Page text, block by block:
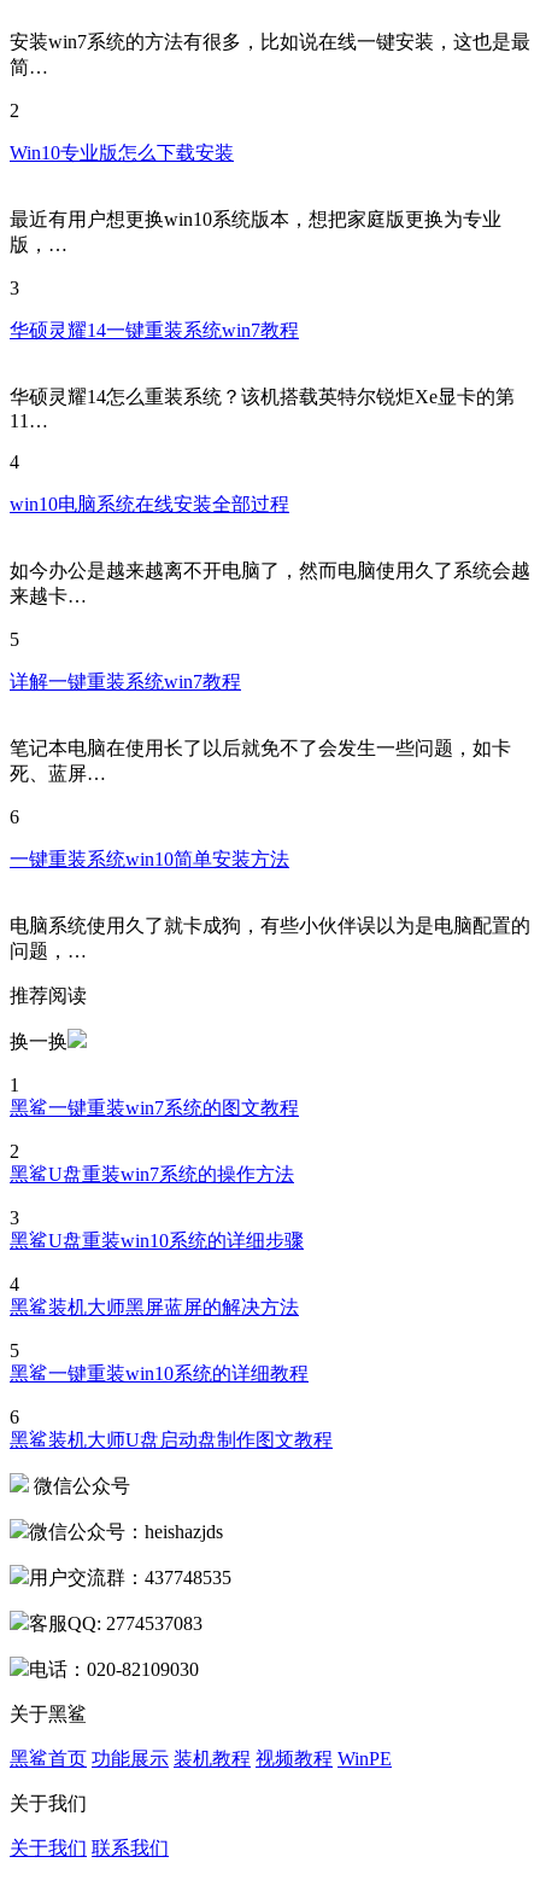
安装win7系统的方法有很多，比如说在线一键安装，这也是最
简…
2
Win10专业版怎么下载安装
最近有用户想更换win10系统版本，想把家庭版更换为专业
版，…
3
华硕灵耀14一键重装系统win7教程
华硕灵耀14怎么重装系统？该机搭载英特尔锐炬Xe显卡的第
11…
4
win10电脑系统在线安装全部过程
如今办公是越来越离不开电脑了，然而电脑使用久了系统会越
来越卡…
5
详解一键重装系统win7教程
笔记本电脑在使用长了以后就免不了会发生一些问题，如卡
死、蓝屏…
6
一键重装系统win10简单安装方法
电脑系统使用久了就卡成狗，有些小伙伴误以为是电脑配置的
问题，…
推荐阅读
换一换
1
黑鲨一键重装win7系统的图文教程
2
黑鲨U盘重装win7系统的操作方法
3
黑鲨U盘重装win10系统的详细步骤
4
黑鲨装机大师黑屏蓝屏的解决方法
5
黑鲨一键重装win10系统的详细教程
6
黑鲨装机大师U盘启动盘制作图文教程
微信公众号
微信公众号：heishazjds
用户交流群：437748535
客服QQ: 2774537083
电话：020-82109030
关于黑鲨
黑鲨首页 功能展示 装机教程 视频教程 WinPE
关于我们
关于我们 联系我们